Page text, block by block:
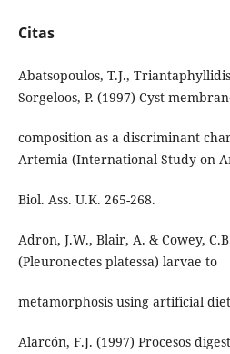
Citas
Abatsopoulos, T.J.,
Sorgeloos, P. (1997) Cyst
composition as a discriminant
Artemia (International Study on
Biol. Ass. U.K. 265-268.
Adron, J.W., Blair, A. & Cowey,
(Pleuronectes platessa) larvae to
metamorphosis using artificial
Alarcón, F.J. (1997) Procesos